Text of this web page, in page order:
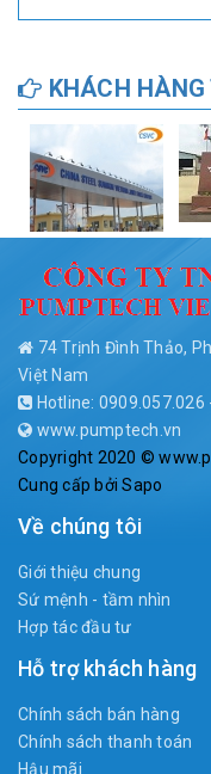
KHÁCH HÀNG
74 Trịnh Đình Thảo,
Việt Nam
Hotline: 0909.057.026
www.pumptech.vn
Copyright 2020 ©
Cung cấp bởiSapo
Về chúng tôi
Giới thiệu chung
Sứ mệnh - tầm nhìn
Hợp tác đầu tư
Hỗ trợ khách hàng
Chính sách bán hàng
Chính sách thanh toán
Hậu mãi